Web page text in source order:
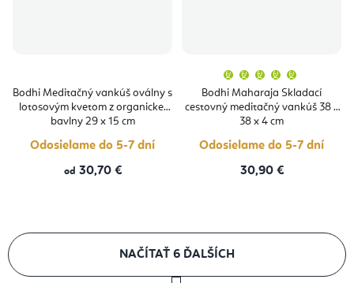
Bodhi Meditačný vankúš oválny s
lotosovým kvetom z organickej
bavlny 29 x 15 cm
Odosielame do 5-7 dní
od 30,70 €
Bodhi Maharaja Skladací
cestovný meditačný vankúš 38 x
38 x 4 cm
produktu
je
5,0
Odosielame do 5-7 dní
30,90 €
NAČÍTAŤ 6 ĎALŠÍCH